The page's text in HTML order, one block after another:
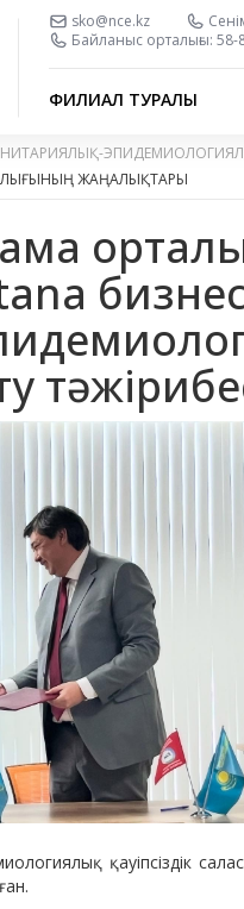
sko@nce.kz
Байланыс орталығы: 58-
ФИЛИАЛ ТУРАЛЫ
ЖАҢАЛЫҚТАРЫ
қауіпсіздік